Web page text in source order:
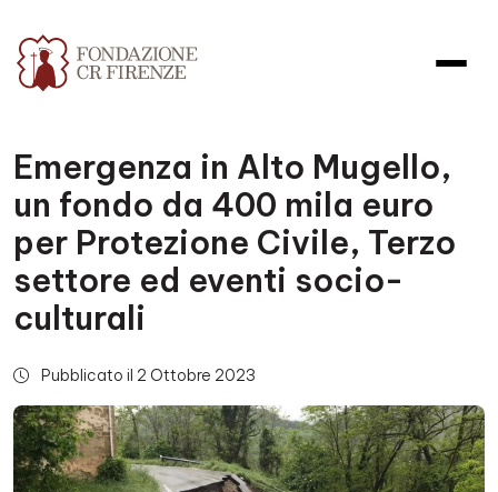
Emergenza in Alto Mugello,
un fondo da 400 mila euro
per Protezione Civile, Terzo
settore ed eventi socio-
culturali
Pubblicato il 2 Ottobre 2023